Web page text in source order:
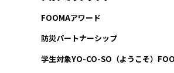
FOOMAアワード
防災パートナーシップ
学生対象YO-CO-SO （ようこそ）